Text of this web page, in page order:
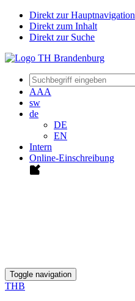
Direkt zur Hauptnavigation
Direkt zum Inhalt
Direkt zur Suche
AAA
sw
de
DE
EN
Intern
Online-Einschreibung
Toggle navigation
THB